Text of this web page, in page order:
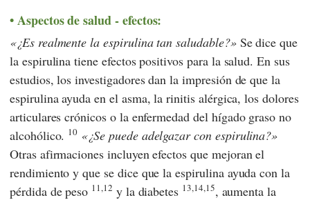
Aspectos de salud - efectos:
¿Es realmente la espirulina tan saludable? Se dice que
la espirulina tiene efectos positivos para la salud. En sus
estudios, los investigadores dan la impresión de que la
espirulina ayuda en el asma, la rinitis alérgica, los dolores
articulares crónicos o la enfermedad del hígado graso no
alcohólico. 10
¿Se puede adelgazar con espirulina?
Otras afirmaciones incluyen efectos que mejoran el
rendimiento y que se dice que la espirulina ayuda con la
pérdida de peso 11,12 y la diabetes 13,14,15, aumenta la